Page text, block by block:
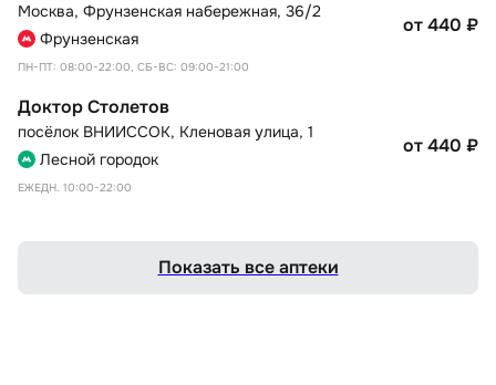
Москва, Фрунзенская набережная, 36/2
Фрунзенская
ПН-ПТ: 08:00-22:00, СБ-ВС: 09:00-21:00
от 440 ₽
Доктор Столетов
посёлок ВНИИССОК, Кленовая улица, 1
Лесной городок
ЕЖЕДН. 10:00-22:00
от 440 ₽
Показать все аптеки